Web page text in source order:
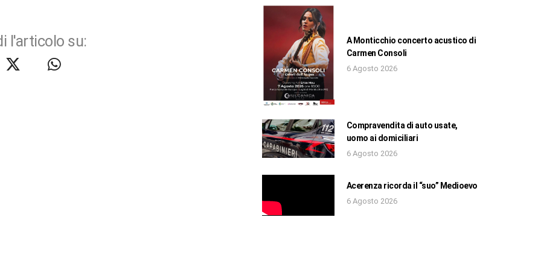
l'articolo su:
A Monticchio concerto acustico di
Carmen Consoli
6 Agosto 2026
Compravendita di auto usate,
uomo ai domiciliari
6 Agosto 2026
Acerenza ricorda il “suo” Medioevo
6 Agosto 2026